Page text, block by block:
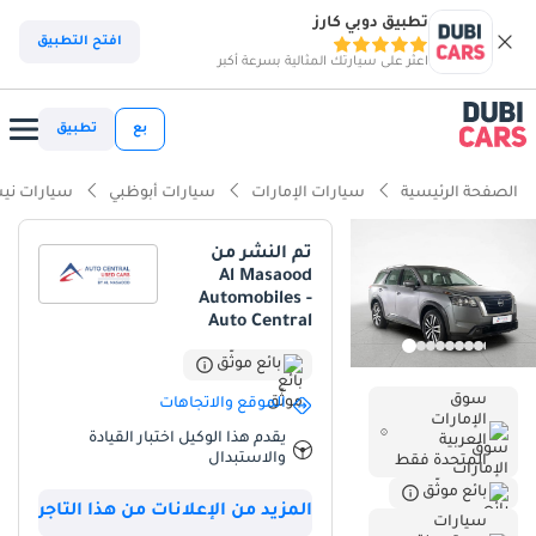
تطبيق دوبي كارز
اعثر على سيارتك المثالية بسرعة أكبر
افتح التطبيق
بع تطبيق
الصفحة الرئيسية سيارات الإمارات سيارات أبوظبي سيارات
سوق
الإمارات
العربية
المتحدة فقط
بائع موثّق
سيارات
تم النشر من
Al Masaood
Automobiles -
Auto Central
بائع موثّق
الموقع والاتجاهات
يقدم هذا الوكيل اختبار القيادة
والاستبدال
المزيد من الإعلانات من هذا التاجر
ذكاء دوبي كارز
ذكاء دوبيكارز
أحدث معايير أنظمة مساعدة السائق المتقدمة (ADAS)
تصنيف السلامة 5 نجوم من NCAP
أقل معدل استهلاك في فئته
تُمثل سيارة نيسان باثفايندر 2024 هذه فرصة نادرة لاقتناء سيارة بحالة
ممتازة، وكأنها جديدة تمامًا، مع عداد كيلومترات يُشير إلى التسليم، مما
يُجنبك انخفاض قيمتها الأولي الكبير، مع التمتع بكامل مدة ضمان
المصنّع. بلونها الرمادي الأنيق، تتناغم هذه السيارة تمامًا مع الأذواق الراقية